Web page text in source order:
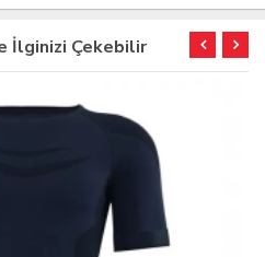
İlginizi Çekebilir